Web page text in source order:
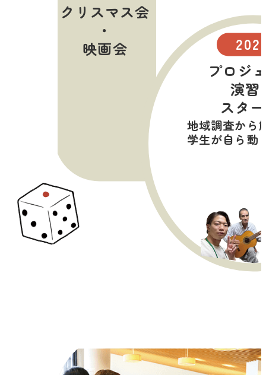
クリスマス会
・
映画会
プロジ
演
スタ
地域調査から
学生が自ら動